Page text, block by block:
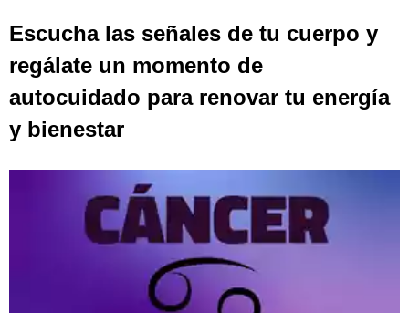
Escucha las señales de tu cuerpo y
regálate un momento de
autocuidado para renovar tu energía
y bienestar